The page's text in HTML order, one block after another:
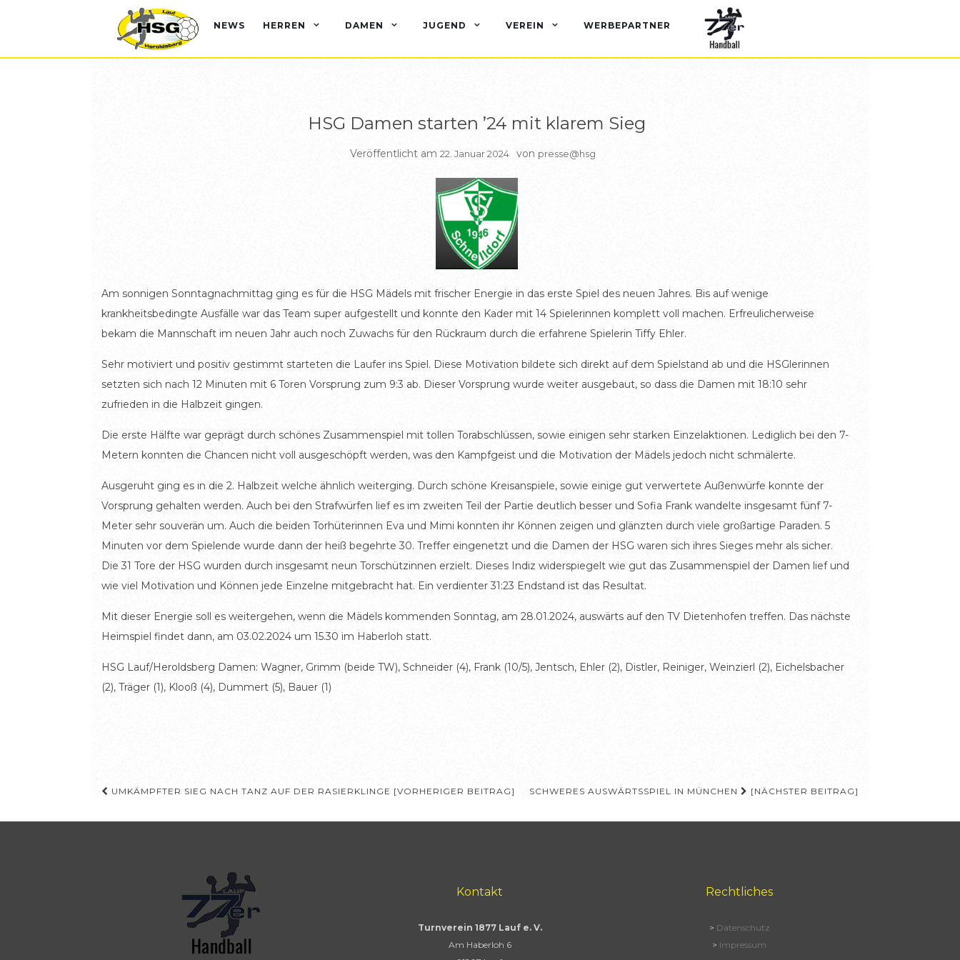
NEWS HERREN DAMEN JUGEND VEREIN WERBEPARTNER
HSG Damen starten ’24 mit klarem Sieg
Veröffentlicht am 22. Januar 2024 von presse@hsg
Am sonnigen Sonntagnachmittag ging es für die HSG Mädels mit frischer Energie in das erste Spiel des neuen Jahres. Bis auf wenige
krankheitsbedingte Ausfälle war das Team super aufgestellt und konnte den Kader mit 14 Spielerinnen komplett voll machen. Erfreulicherweise
bekam die Mannschaft im neuen Jahr auch noch Zuwachs für den Rückraum durch die erfahrene Spielerin Tiffy Ehler.
Sehr motiviert und positiv gestimmt starteten die Laufer ins Spiel. Diese Motivation bildete sich direkt auf dem Spielstand ab und die HSGlerinnen
setzten sich nach 12 Minuten mit 6 Toren Vorsprung zum 9:3 ab. Dieser Vorsprung wurde weiter ausgebaut, so dass die Damen mit 18:10 sehr
zufrieden in die Halbzeit gingen.
Die erste Hälfte war geprägt durch schönes Zusammenspiel mit tollen Torabschlüssen, sowie einigen sehr starken Einzelaktionen. Lediglich bei den 7-
Metern konnten die Chancen nicht voll ausgeschöpft werden, was den Kampfgeist und die Motivation der Mädels jedoch nicht schmälerte.
Ausgeruht ging es in die 2. Halbzeit welche ähnlich weiterging. Durch schöne Kreisanspiele, sowie einige gut verwertete Außenwürfe konnte der
Vorsprung gehalten werden. Auch bei den Strafwürfen lief es im zweiten Teil der Partie deutlich besser und Sofia Frank wandelte insgesamt fünf 7-
Meter sehr souverän um. Auch die beiden Torhüterinnen Eva und Mimi konnten ihr Können zeigen und glänzten durch viele großartige Paraden. 5
Minuten vor dem Spielende wurde dann der heiß begehrte 30. Treffer eingenetzt und die Damen der HSG waren sich ihres Sieges mehr als sicher.
Die 31 Tore der HSG wurden durch insgesamt neun Torschützinnen erzielt. Dieses Indiz widerspiegelt wie gut das Zusammenspiel der Damen lief und
wie viel Motivation und Können jede Einzelne mitgebracht hat. Ein verdienter 31:23 Endstand ist das Resultat.
Mit dieser Energie soll es weitergehen, wenn die Mädels kommenden Sonntag, am 28.01.2024, auswärts auf den TV Dietenhofen treffen. Das nächste
Heimspiel findet dann, am 03.02.2024 um 15.30 im Haberloh statt.
HSG Lauf/Heroldsberg Damen: Wagner, Grimm (beide TW), Schneider (4), Frank (10/5), Jentsch, Ehler (2), Distler, Reiniger, Weinzierl (2), Eichelsbacher
(2), Träger (1), Klooß (4), Dummert (5), Bauer (1)
Beitragsnavigation
UMKÄMPFTER SIEG NACH TANZ AUF DER RASIERKLINGE [VORHERIGER BEITRAG] SCHWERES AUSWÄRTSSPIEL IN MÜNCHEN [NÄCHSTER BEITRAG]
Kontakt
Turnverein 1877 Lauf e. V.
Am Haberloh 6
Rechtliches
> Datenschutz
> Impressum